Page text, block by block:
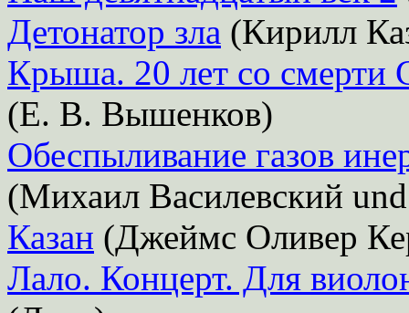
Детонатор зла (Кирилл
Крыша. 20 лет со смерти
(Е. В. Вышенков)
Обеспыливание газов
(Михаил Василевский
Казан (Джеймс Оливер
Лало. Концерт. Для